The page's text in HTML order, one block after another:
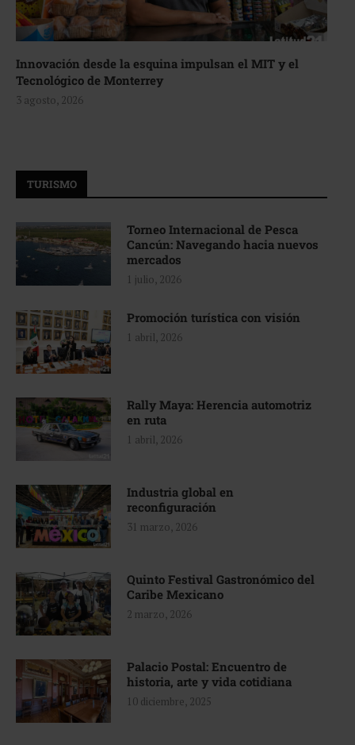
Innovación desde la esquina impulsan el MIT y el
Tecnológico de Monterrey
3 agosto, 2026
TURISMO
Torneo Internacional de Pesca
Cancún: Navegando hacia nuevos
mercados
1 julio, 2026
Promoción turística con visión
1 abril, 2026
Rally Maya: Herencia automotriz
en ruta
1 abril, 2026
Industria global en
reconfiguración
31 marzo, 2026
Quinto Festival Gastronómico del
Caribe Mexicano
2 marzo, 2026
Palacio Postal: Encuentro de
historia, arte y vida cotidiana
10 diciembre, 2025